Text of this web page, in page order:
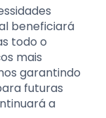
beneficiará
todo o
mais
garantindo
futuras
a